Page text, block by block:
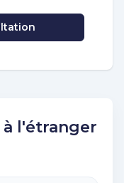
l'étranger